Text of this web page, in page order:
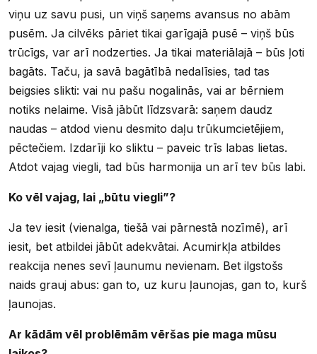
viņu uz savu pusi, un viņš saņems avansus no abām
pusēm. Ja cilvēks pāriet tikai garīgajā pusē – viņš būs
trūcīgs, var arī nodzerties. Ja tikai materiālajā – būs ļoti
bagāts. Taču, ja savā bagātībā nedalīsies, tad tas
beigsies slikti: vai nu pašu nogalinās, vai ar bērniem
notiks nelaime. Visā jābūt līdzsvarā: saņem daudz
naudas – atdod vienu desmito daļu trūkumcietējiem,
pēctečiem. Izdarīji ko sliktu – paveic trīs labas lietas.
Atdot vajag viegli, tad būs harmonija un arī tev būs labi.
Ko vēl vajag, lai „būtu viegli”?
Ja tev iesit (vienalga, tiešā vai pārnestā nozīmē), arī
iesit, bet atbildei jābūt adekvātai. Acumirkļa atbildes
reakcija nenes sevī ļaunumu nevienam. Bet ilgstošs
naids grauj abus: gan to, uz kuru ļaunojas, gan to, kurš
ļaunojas.
Ar kādām vēl problēmām vēršas pie maga mūsu